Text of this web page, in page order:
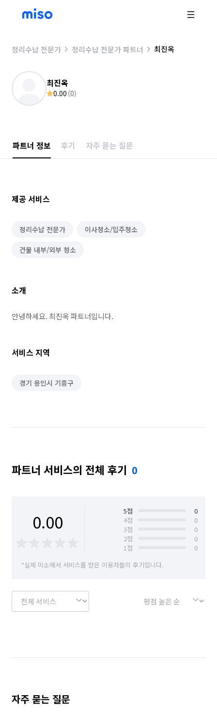
정리수납 전문가 정리수납 전문가 파트너 최진옥
최진옥
0.00 (0)
파트너 정보 후기 자주 묻는 질문
제공 서비스
정리수납 전문가 이사청소/입주청소
건물 내부/외부 청소
소개
안녕하세요. 최진옥 파트너입니다.
서비스 지역
경기 용인시 기흥구
파트너 서비스의 전체 후기 0
0.00 5점
0
4점
0
3점
0
2점
0
1점
0
*실제 미소에서 서비스를 받은 이용자들의 후기입니다.
자주 묻는 질문